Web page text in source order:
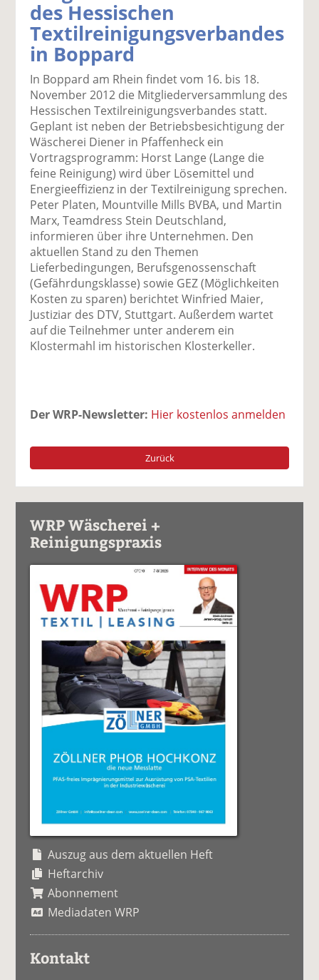
el
a
F
ac
e
b
o
o
k
te
il
e
n
el
t
tt
er
n
el
a
Li
n
k
e
di
n
te
il
e
el
p
m
ai
l
v
er
n
d
el
D
e
des Hessischen
Textilreinigungsverbandes
in Boppard
In Boppard am Rhein findet vom 16. bis 18.
November 2012 die Mitgliederversammlung des
Hessischen Textilreinigungsverbandes statt.
Geplant ist neben der Betriebsbesichtigung der
Wäscherei Diener in Pfaffenheck ein
Vortragsprogramm: Horst Lange (Lange die
feine Reinigung) wird über Lösemittel und
Energieeffizienz in der Textilreinigung sprechen.
Peter Platen, Mountville Mills BVBA, und Martin
Marx, Teamdress Stein Deutschland,
informieren über ihre Unternehmen. Den
aktuellen Stand zu den Themen
Lieferbedingungen, Berufsgenossenschaft
(Gefährdungsklasse) sowie GEZ (Möglichkeiten
Kosten zu sparen) berichtet Winfried Maier,
Justiziar des DTV, Stuttgart. Außerdem wartet
auf die Teilnehmer unter anderem ein
Klostermahl im historischen Klosterkeller.
Der WRP-Newsletter: Hier kostenlos anmelden
Zurück
WRP Wäscherei +
Reinigungspraxis
Auszug aus dem aktuellen Heft
Heftarchiv
Abonnement
Mediadaten WRP
Kontakt